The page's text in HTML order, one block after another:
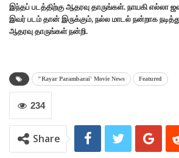
இந்தப் படத்திற்கு ஆதரவு தாருங்கள். நாயகி எல்லா
இவர் படம் தான் இருக்கும், நல்ல மாடல் நன்றாக
ஆதரவு தாருங்கள் நன்றி.
"Rayar Parambarai' Movie News Featured
234
Share